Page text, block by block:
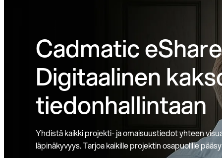
Cadmatic
Digitaalinen
tiedonhallintaan
Yhdistä kaikki projekti- ja omaisuustiedot yhteen
läpinäkyvyys. Tarjoa kaikille projektin osapuolille